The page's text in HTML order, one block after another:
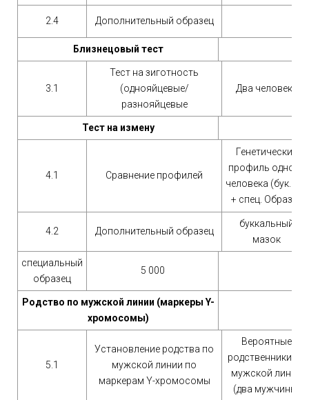
2.4 Дополнительный образец
Близнецовый тест
3.1
Тест на зиготность
(однояйцевые/
разнояйцевые
Два человека
Тест на измену
4.1 Сравнение профилей
Генетический
профиль одного
человека (бук.эп.)
+ спец. Образец
4.2 Дополнительный образец
буккальный
мазок
специальный
образец
5 000
Родство по мужской линии (маркеры Y-
хромосомы)
5.1
Установление родства по
мужской линии по
маркерам Y-хромосомы
Вероятные
родственники по
мужской линии
(два мужчины)